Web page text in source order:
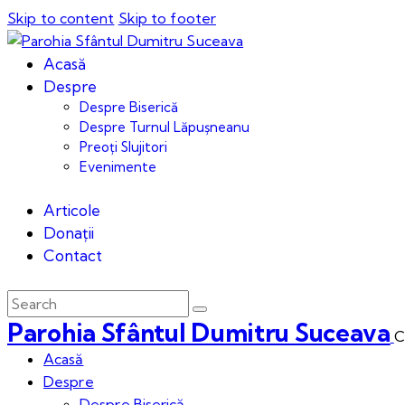
Skip to content Skip to footer
Acasă
Despre
Despre Biserică
Despre Turnul Lăpușneanu
Preoți Slujitori
Evenimente
Articole
Donații
Contact
Parohia Sfântul Dumitru Suceava
Acasă
Despre